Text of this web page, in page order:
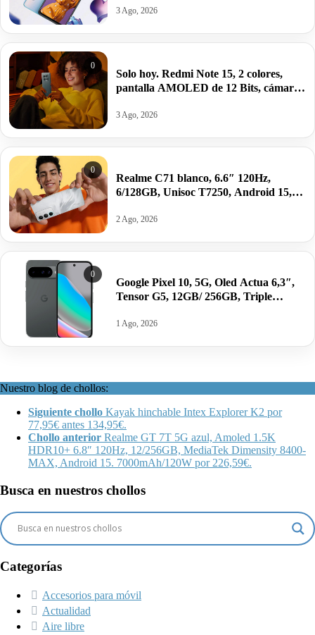
92,90€.
3 Ago, 2026
0
Solo hoy. Redmi Note 15, 2 colores,
pantalla AMOLED de 12 Bits, cámara
6000mAh por 140,97€.
3 Ago, 2026
0
Realme C71 blanco, 6.6″ 120Hz,
6/128GB, Unisoc T7250, Android 15,
2 Ago, 2026
0
Google Pixel 10, 5G, Oled Actua 6,3″,
Tensor G5, 12GB/ 256GB, Triple
1 Ago, 2026
Nuestro blog de chollos:
Siguiente chollo Kayak hinchable Intex Explorer K2 por
77,95€ antes 134,95€.
Chollo anterior Realme GT 7T 5G azul, Amoled 1.5K
HDR10+ 6.8″ 120Hz, 12/256GB, MediaTek Dimensity 8400-
MAX, Android 15. 7000mAh/120W por 226,59€.
Busca en nuestros chollos
Categorías
Accesorios para móvil
Actualidad
Aire libre